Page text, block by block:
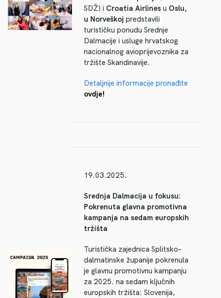
SDŽ) i Croatia Airlinesu Oslu,
u Norveškoj predstavili
turističku ponudu Srednje
Dalmacije i usluge hrvatskog
nacionalnog avioprijevoznika za
tržište Skandinavije.
Detaljnije informacije pronađite
ovdje!
19.03.2025.
Srednja Dalmacija u fokusu:
Pokrenuta glavna promotivna
kampanja na sedam europskih
tržišta
Turistička zajednica Splitsko–
dalmatinske županije pokrenula
je glavnu promotivnu kampanju
za 2025. na sedam ključnih
europskih tržišta: Slovenija,